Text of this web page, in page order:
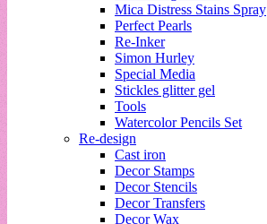
Mica Distress Stains Spray
Perfect Pearls
Re-Inker
Simon Hurley
Special Media
Stickles glitter gel
Tools
Watercolor Pencils Set
Re-design
Cast iron
Decor Stamps
Decor Stencils
Decor Transfers
Decor Wax